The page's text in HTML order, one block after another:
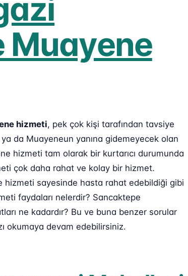
Muayene
hizmeti, pek çok kişi tarafından tavsiye
da Muayeneun yanına gidemeyecek olan
hizmeti tam olarak bir kurtarıcı durumunda
çok daha rahat ve kolay bir hizmet.
hizmeti sayesinde hasta rahat edebildiği gibi
faydaları nelerdir? Sancaktepe
ne kadardır? Bu ve buna benzer sorular
okumaya devam edebilirsiniz.